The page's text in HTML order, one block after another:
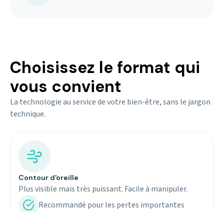
Choisissez le format qui
vous convient
La technologie au service de votre bien-être, sans le jargon
technique.
Contour d'oreille
Plus visible mais très puissant. Facile à manipuler.
Recommandé pour les pertes importantes